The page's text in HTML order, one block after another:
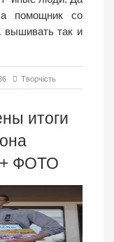
помощник со
так и
Творчість
итоги
+ ФОТО